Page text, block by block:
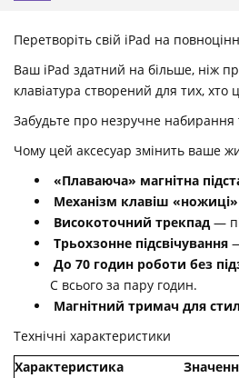
Перетворіть свій iPad на
Ваш iPad здатний на більше, ніж
клавіатура створений для тих,
Забудьте про незручне набирання
Чому цей аксесуар змінить ваше
«Плаваюча» магнітна
Механізм клавіш «ножиці»
Високоточний трекпад —
Трьохзонне підсвічування
До 70 годин роботи без
C всього за пару годин.
Магнітний тримач для
Технічні характеристики
Характеристика